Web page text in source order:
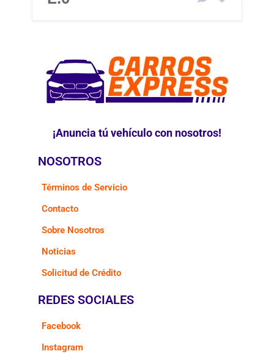
¡Anuncia tú vehículo con nosotros!
NOSOTROS
Términos de Servicio
Contacto
Sobre Nosotros
Noticias
Solicitud de Crédito
REDES SOCIALES
Facebook
Instagram